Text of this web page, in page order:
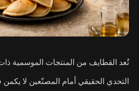
تُعد القطايف من المنتجات الموسمية
التحدي الحقيقي أمام المصنّعين لا